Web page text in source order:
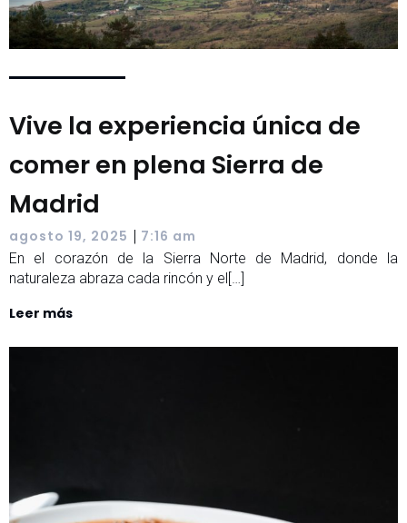
Vive la experiencia única de
comer en plena Sierra de
Madrid
agosto 19, 2025 | 7:16 am
En el corazón de la Sierra Norte de Madrid, donde la
naturaleza abraza cada rincón y el[…]
Leer más